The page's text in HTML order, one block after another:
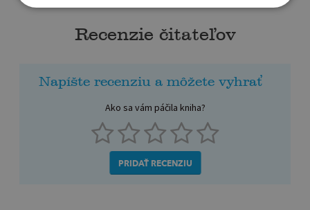
Recenzie čitateľov
Napíšte recenziu a môžete vyhrať
Ako sa vám páčila kniha?
PRIDAŤ RECENZIU